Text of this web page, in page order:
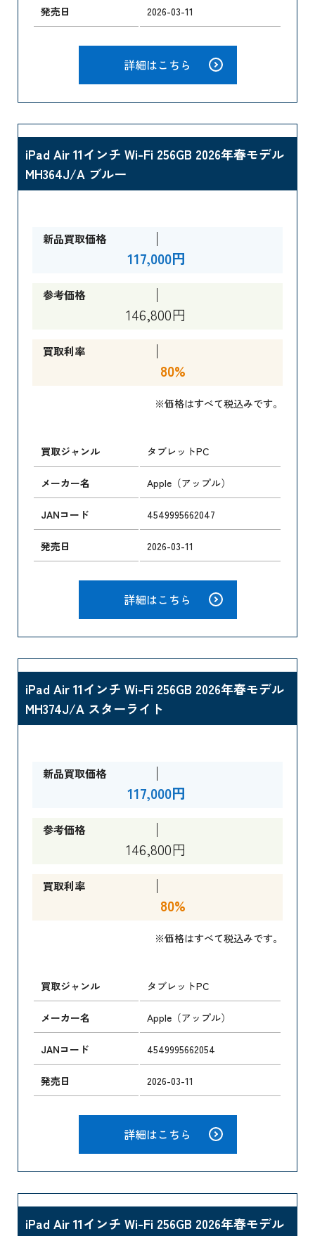
発売日 2026-03-11
詳細はこちら
iPad Air 11インチ Wi-Fi 256GB 2026年春モデル
MH364J/A ブルー
新品買取価格
117,000円
参考価格
146,800円
買取利率
80%
※価格はすべて税込みです。
買取ジャンル タブレットPC
メーカー名 Apple（アップル）
JANコード 4549995662047
発売日 2026-03-11
詳細はこちら
iPad Air 11インチ Wi-Fi 256GB 2026年春モデル
MH374J/A スターライト
新品買取価格
117,000円
参考価格
146,800円
買取利率
80%
※価格はすべて税込みです。
買取ジャンル タブレットPC
メーカー名 Apple（アップル）
JANコード 4549995662054
発売日 2026-03-11
詳細はこちら
iPad Air 11インチ Wi-Fi 256GB 2026年春モデル